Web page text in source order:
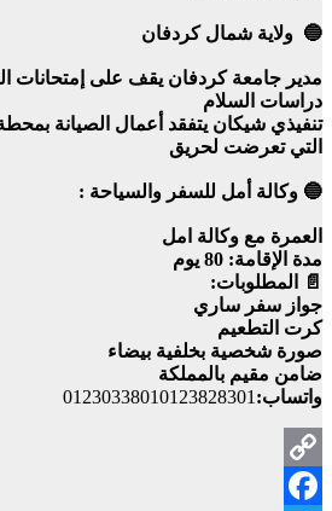
🔵 ولاية شمال كردفان
مدير جامعة كردفان يقف على إمتحانات
دراسات السلام
تنفيذي شيكان يتفقد أعمال الصيانة بمحطة
التي تعرضت لحريق
🔵 وكالة أمل للسفر والسياحة :
العمرة مع وكالة امل
مدة الإقامة: 80 يوم
📄 المطلوبات:
جواز سفر ساري
كرت التطعيم
صورة شخصية بخلفية بيضاء
ضامن مقيم بالمملكة
واتساب: 01230338010123828301
Copy